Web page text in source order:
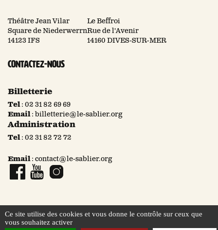
Théâtre Jean Vilar
Square de Niederwerrn
14123 IFS
Le Beffroi
Rue de l'Avenir
14160 DIVES-SUR-MER
Contactez-nous
Billetterie
Tel: 02 31 82 69 69
Email:billetterie@le-sablier.org
Administration
Tel: 02 31 82 72 72
Email: contact@le-sablier.org
Ce site utilise des cookies et vous donne le contrôle sur ceux que
vous souhaitez activer